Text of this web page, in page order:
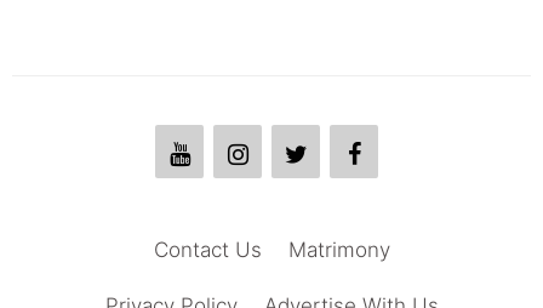
Matrimony
Contact Us